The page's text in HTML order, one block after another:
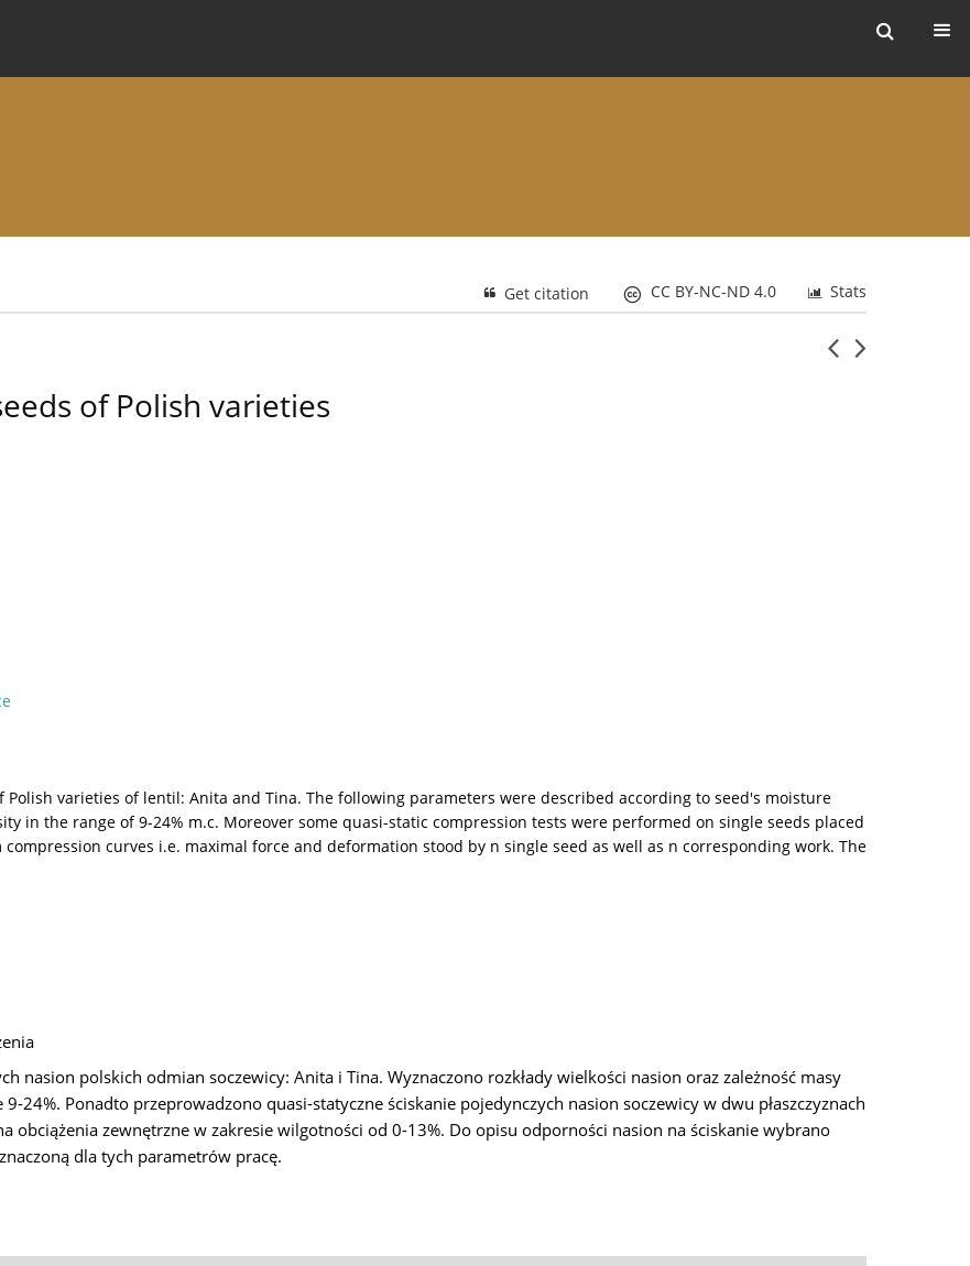
Stats
CC BY-NC-ND 4.0
Get citation
of Polish varieties
varieties of lentil: Anita and Tina. The following parameters were described according to seed's moisture
in the range of 9-24% m.c. Moreover some quasi-static compression tests were performed on single seeds placed
curves i.e. maximal force and deformation stood by n single seed as well as n corresponding work. The
nasion polskich odmian soczewicy: Anita i Tina. Wyznaczono rozkłady wielkości nasion oraz zależność masy
24%. Ponadto przeprowadzono quasi-statyczne ściskanie pojedynczych nasion soczewicy w dwu płaszczyznach
obciążenia zewnętrzne w zakresie wilgotności od 0-13%. Do opisu odporności nasion na ściskanie wybrano
dla tych parametrów pracę.